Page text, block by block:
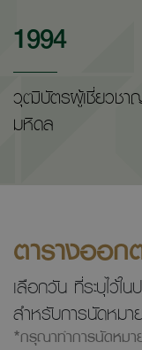
1994
วุฒิบัตรผู้เชี่ยวชา
มหิดล
ตารางออ
เลือกวัน ที่ระบุไว้ใ
สำหรับการนัดหมา
*กรุณาทำการนัดหม